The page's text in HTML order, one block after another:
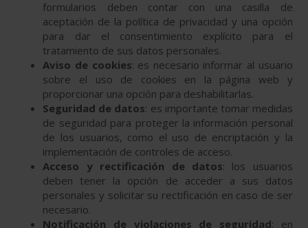
formularios deben contar con una casilla de
aceptación de la política de privacidad y una opción
para dar el consentimiento explícito para el
tratamiento de sus datos personales.
Aviso de cookies: es necesario informar al usuario
sobre el uso de cookies en la página web y
proporcionar una opción para deshabilitarlas.
Seguridad de datos: es importante tomar medidas
de seguridad para proteger la información personal
de los usuarios, como el uso de encriptación y la
implementación de controles de acceso.
Acceso y rectificación de datos: los usuarios
deben tener la opción de acceder a sus datos
personales y solicitar su rectificación en caso de ser
necesario.
Notificación de violaciones de seguridad: en